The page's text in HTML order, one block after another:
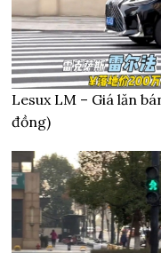
Lesux LM – Giá lăn
đồng)